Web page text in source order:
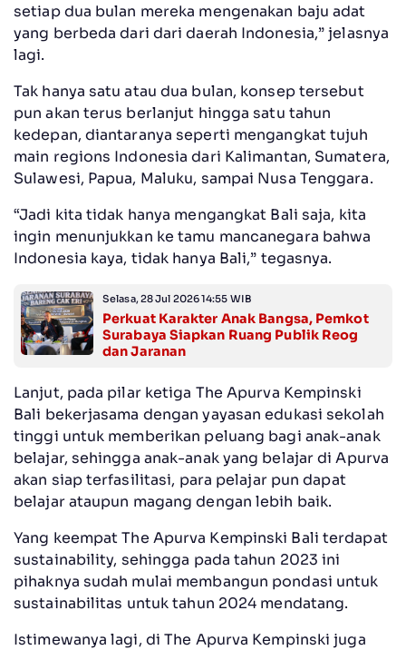
setiap dua bulan mereka mengenakan baju adat
yang berbeda dari dari daerah Indonesia,” jelasnya
lagi.
Tak hanya satu atau dua bulan, konsep tersebut
pun akan terus berlanjut hingga satu tahun
kedepan, diantaranya seperti mengangkat tujuh
main regions Indonesia dari Kalimantan, Sumatera,
Sulawesi, Papua, Maluku, sampai Nusa Tenggara.
“Jadi kita tidak hanya mengangkat Bali saja, kita
ingin menunjukkan ke tamu mancanegara bahwa
Indonesia kaya, tidak hanya Bali,” tegasnya.
Selasa, 28 Jul 2026 14:55 WIB
Perkuat Karakter Anak Bangsa, Pemkot
Surabaya Siapkan Ruang Publik Reog
dan Jaranan
Lanjut, pada pilar ketiga The Apurva Kempinski
Bali bekerjasama dengan yayasan edukasi sekolah
tinggi untuk memberikan peluang bagi anak-anak
belajar, sehingga anak-anak yang belajar di Apurva
akan siap terfasilitasi, para pelajar pun dapat
belajar ataupun magang dengan lebih baik.
Yang keempat The Apurva Kempinski Bali terdapat
sustainability, sehingga pada tahun 2023 ini
pihaknya sudah mulai membangun pondasi untuk
sustainabilitas untuk tahun 2024 mendatang.
Istimewanya lagi, di The Apurva Kempinski juga